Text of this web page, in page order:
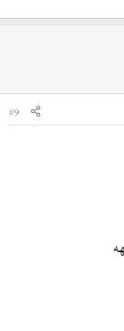
#9